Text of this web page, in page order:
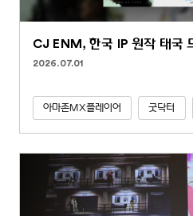
CJ ENM, 한국 IP 원작 태국
2026.07.01
아마존MX플레이어 굿닥터